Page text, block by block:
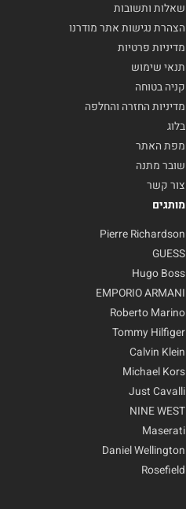
שאלות ותשובות
הצהרת נגישות אתר מודרנו
מדיניות פרטיות
תנאי שימוש
קניה בטוחה
מדיניות החזרה והחלפה
בלוג
מפת האתר
שובר מתנה
צור קשר
מותגים
Pierre Richardson
GUESS
Hugo Boss
EMPORIO ARMANI
Roberto Marino
Tommy Hilfiger
Calvin Klein
Michael Kors
Just Cavalli
NINE WEST
Maserati
Daniel Wellington
Rosefield